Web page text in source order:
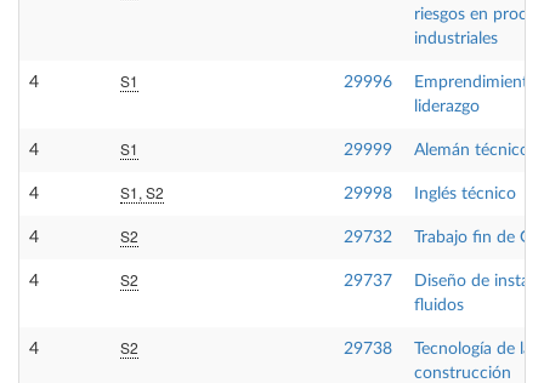
riesgos en
industriales
4 S1 29996
Emprendimiento
liderazgo
4 S1 29999 Alemán técnico
4 S1, S2 29998 Inglés técnico
4 S2 29732 Trabajo fin de
4 S2 29737
Diseño de
fluidos
4 S2 29738
Tecnología de la
construcción